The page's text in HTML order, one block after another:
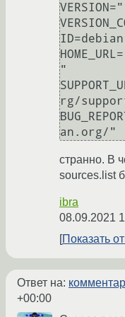
ID=debian
"
rg/
странно. В
sources.list
ibra
08.09.2021
Показать
Ответ на:
+00:00